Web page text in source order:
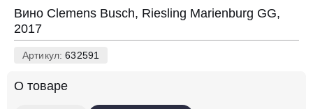
Вино Clemens Busch, Riesling Marienburg GG,
2017
Артикул:632591
О товаре